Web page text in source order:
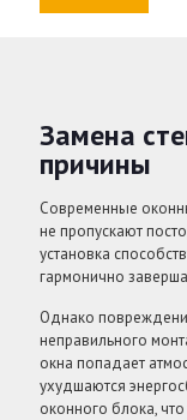
Замена
причины
Современные
не пропускают
установка
гармонично
Однако
неправильного
окна попадает
ухудшаются
оконного блока,